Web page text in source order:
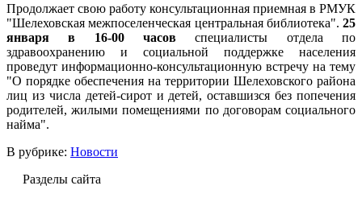
Продолжает свою работу консультационная приемная в РМУК
"Шелеховская межпоселенческая центральная библиотека". 25
января в 16-00 часов специалисты отдела по
здравоохранению и социальной поддержке населения
проведут информационно-консультационную встречу на тему
"О порядке обеспечения на территории Шелеховского района
лиц из числа детей-сирот и детей, оставшизся без попечения
родителей, жилыми помещениями по договорам социального
найма".
В рубрике: Новости
Разделы сайта